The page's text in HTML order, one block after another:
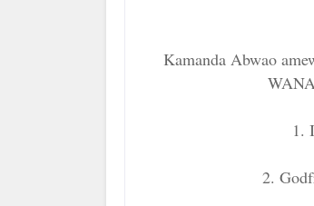
Kamanda Abwao
1.
2.